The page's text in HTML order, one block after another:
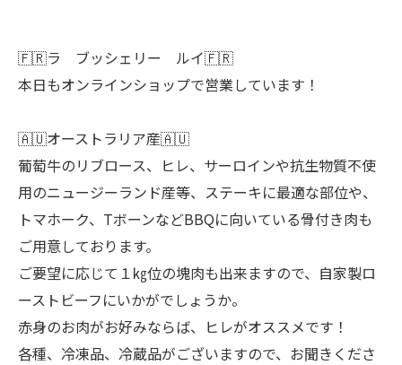
🇫🇷ラ ブッシェリー ルイ🇫🇷
本日もオンラインショップで営業しています！
🇦🇺オーストラリア産🇦🇺
葡萄牛のリブロース、ヒレ、サーロインや抗生物質不使
用のニュージーランド産等、ステーキに最適な部位や、
トマホーク、TボーンなどBBQに向いている骨付き肉も
ご用意しております。
ご要望に応じて１㎏位の塊肉も出来ますので、自家製ロ
ーストビーフにいかがでしょうか。
赤身のお肉がお好みならば、ヒレがオススメです！
各種、冷凍品、冷蔵品がございますので、お聞きくださ